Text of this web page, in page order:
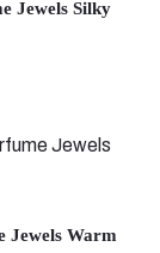
Jewels Silky
Jewels Warm